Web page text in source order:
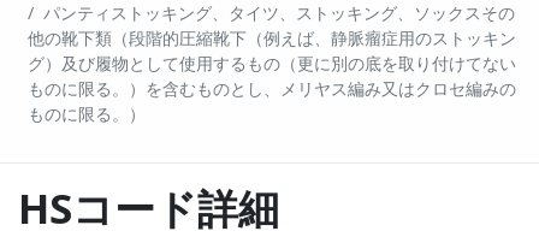
パンティストッキング、タイツ、ストッキング、ソックスその
他の靴下類（段階的圧縮靴下（例えば、静脈瘤症用のストッキン
グ）及び履物として使用するもの（更に別の底を取り付けてない
ものに限る。）を含むものとし、メリヤス編み又はクロセ編みの
ものに限る。）
HSコード詳細
通関士NEWS
HSコード
ログイン